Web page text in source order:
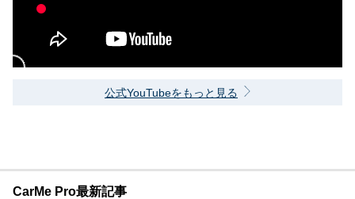
公式YouTubeをもっと見る
CarMe Pro最新記事